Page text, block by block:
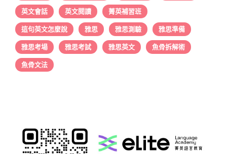
英文會話 英文閱讀 菁英補習班
這句英文怎麼說 雅思 雅思測驗 雅思準備
雅思考場 雅思考試 雅思英文 魚骨拆解術
魚骨文法